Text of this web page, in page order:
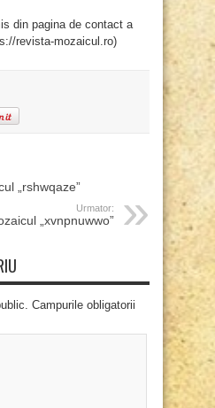
din pagina de contact a
revista-mozaicul.ro)
„rshwqaze”
Urmator:
„xvnpnuwwo”
Campurile obligatorii